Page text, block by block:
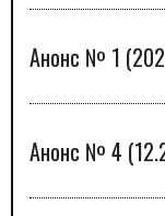
Анонс № 1
Анонс № 4